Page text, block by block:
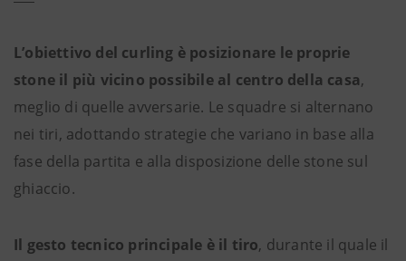
L’obiettivo del curling è posizionare le proprie
stone il più vicino possibile al centro della casa,
meglio di quelle avversarie. Le squadre si alternano
nei tiri, adottando strategie che variano in base alla
fase della partita e alla disposizione delle stone sul
ghiaccio.
Il gesto tecnico principale è il tiro, durante il quale il